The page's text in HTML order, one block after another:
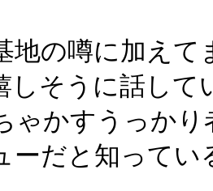
地の噂に加え
しそうに話して
ゃかすうっか
ーだと知ってい